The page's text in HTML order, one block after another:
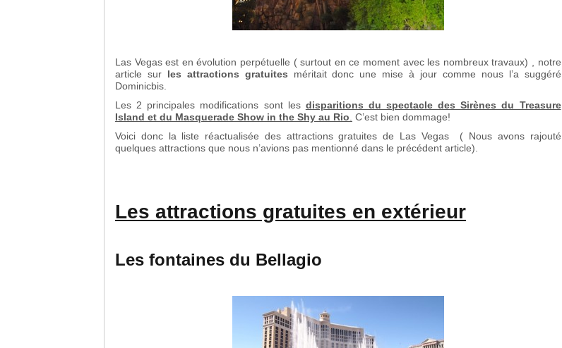
Las Vegas est en évolution perpétuelle ( surtout en ce moment avec les nombreux travaux) , notre
article sur les attractions gratuites méritait donc une mise à jour comme nous l’a suggéré
Dominicbis.
Les 2 principales modifications sont les disparitions du spectacle des Sirènes du Treasure
Island et du Masquerade Show in the Shy au Rio. C’est bien dommage!
Voici donc la liste réactualisée des attractions gratuites de Las Vegas ( Nous avons rajouté
quelques attractions que nous n’avions pas mentionné dans le précédent article).
Les attractions gratuites en extérieur
Les fontaines du Bellagio